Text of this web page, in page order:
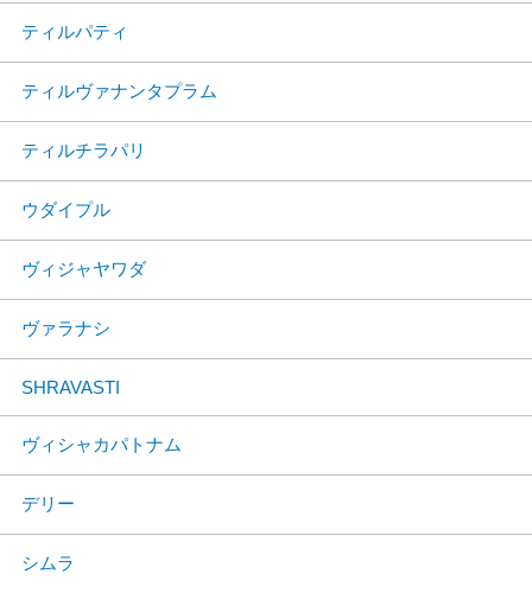
ティルパティ
ティルヴァナンタプラム
ティルチラパリ
ウダイプル
ヴィジャヤワダ
ヴァラナシ
SHRAVASTI
ヴィシャカパトナム
デリー
シムラ